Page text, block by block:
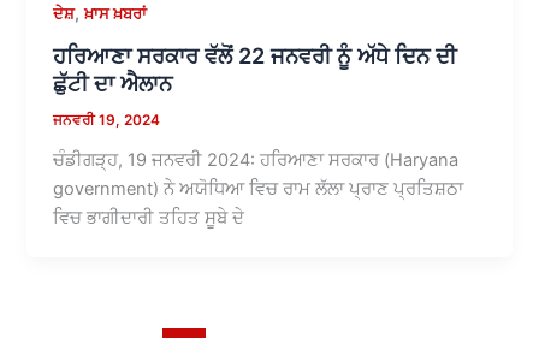
ਦੇਸ਼,ਖ਼ਾਸ ਖ਼ਬਰਾਂ
ਹਰਿਆਣਾ ਸਰਕਾਰ ਵੱਲੋਂ 22 ਜਨਵਰੀ ਨੂੰ ਅੱਧੇ ਦਿਨ ਦੀ
ਛੁੱਟੀ ਦਾ ਐਲਾਨ
ਜਨਵਰੀ 19, 2024
ਚੰਡੀਗੜ੍ਹ, 19 ਜਨਵਰੀ 2024: ਹਰਿਆਣਾ ਸਰਕਾਰ (Haryana
government) ਨੇ ਅਯੋਧਿਆ ਵਿਚ ਰਾਮ ਲੱਲਾ ਪ੍ਰਾਣ ਪ੍ਰਤਿਸ਼ਠਾ
ਵਿਚ ਭਾਗੀਦਾਰੀ ਤਹਿਤ ਸੂਬੇ ਦੇ